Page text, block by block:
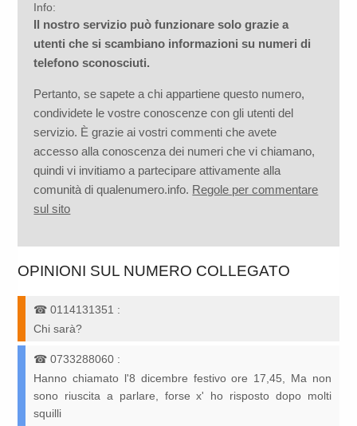
Info:
Il nostro servizio può funzionare solo grazie a
utenti che si scambiano informazioni su numeri di
telefono sconosciuti.
Pertanto, se sapete a chi appartiene questo numero,
condividete le vostre conoscenze con gli utenti del
servizio. È grazie ai vostri commenti che avete
accesso alla conoscenza dei numeri che vi chiamano,
quindi vi invitiamo a partecipare attivamente alla
comunità di qualenumero.info. Regole per commentare
sul sito
OPINIONI SUL NUMERO COLLEGATO
☎0114131351 :
Chi sarà?
☎0733288060 :
Hanno chiamato l'8 dicembre festivo ore 17,45, Ma non
sono riuscita a parlare, forse x' ho risposto dopo molti
squilli